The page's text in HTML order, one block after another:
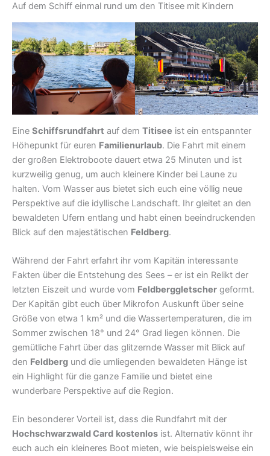
Auf dem Schiff einmal rund um den Titisee mit Kindern
Eine Schiffsrundfahrt auf dem Titisee ist ein entspannter
Höhepunkt für euren Familienurlaub. Die Fahrt mit einem
der großen Elektroboote dauert etwa 25 Minuten und ist
kurzweilig genug, um auch kleinere Kinder bei Laune zu
halten. Vom Wasser aus bietet sich euch eine völlig neue
Perspektive auf die idyllische Landschaft. Ihr gleitet an den
bewaldeten Ufern entlang und habt einen beeindruckenden
Blick auf den majestätischen Feldberg.
Während der Fahrt erfahrt ihr vom Kapitän interessante
Fakten über die Entstehung des Sees – er ist ein Relikt der
letzten Eiszeit und wurde vom Feldberggletscher geformt.
Der Kapitän gibt euch über Mikrofon Auskunft über seine
Größe von etwa 1 km² und die Wassertemperaturen, die im
Sommer zwischen 18° und 24° Grad liegen können. Die
gemütliche Fahrt über das glitzernde Wasser mit Blick auf
den Feldberg und die umliegenden bewaldeten Hänge ist
ein Highlight für die ganze Familie und bietet eine
wunderbare Perspektive auf die Region.
Ein besonderer Vorteil ist, dass die Rundfahrt mit der
Hochschwarzwald Card kostenlos ist. Alternativ könnt ihr
euch auch ein kleineres Boot mieten, wie beispielsweise ein